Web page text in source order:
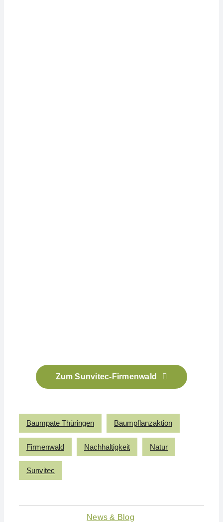
Zum Sunvitec-Firmenwald
Baumpate Thüringen Baumpflanzaktion
Firmenwald Nachhaltigkeit Natur
Sunvitec
News & Blog